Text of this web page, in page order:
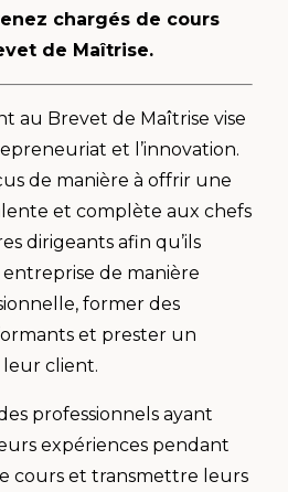
chargés de cours
de Maîtrise.
au Brevet de Maîtrise vise
et l’innovation.
de manière à offrir une
et complète aux chefs
dirigeants afin qu’ils
de manière
former des
et prester un
leur client.
professionnels ayant
expériences pendant
cours et transmettre leurs